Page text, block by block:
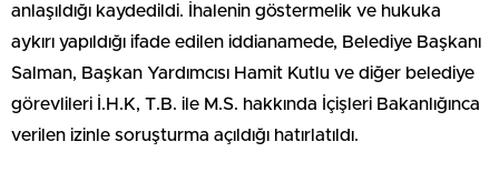
anlaşıldığı kaydedildi. İhalenin göstermelik ve hukuka
aykırı yapıldığı ifade edilen iddianamede, Belediye Başkanı
Salman, Başkan Yardımcısı Hamit Kutlu ve diğer belediye
görevlileri İ.H.K, T.B. ile M.S. hakkında İçişleri Bakanlığınca
verilen izinle soruşturma açıldığı hatırlatıldı.